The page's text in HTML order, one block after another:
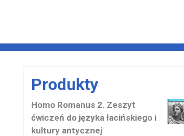
Produkty
Homo Romanus 2. Zeszyt
ćwiczeń do języka łacińskiego i
kultury antycznej